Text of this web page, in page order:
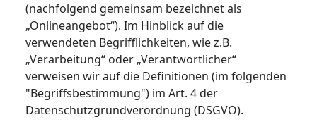
(nachfolgend gemeinsam bezeichnet als
„Onlineangebot“). Im Hinblick auf die
verwendeten Begrifflichkeiten, wie z.B.
„Verarbeitung“ oder „Verantwortlicher“
verweisen wir auf die Definitionen (im folgenden
"Begriffsbestimmung") im Art. 4 der
Datenschutzgrundverordnung (DSGVO).